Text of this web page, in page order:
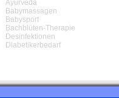
Ayurveda
Babymassagen
Babysport
Bachblüten-Therapie
Desinfektionen
Diabetikerbedarf